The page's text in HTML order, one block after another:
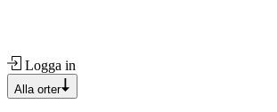
Logga in
Alla orter